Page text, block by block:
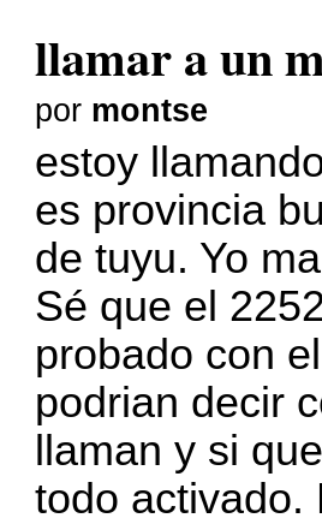
llamar a un
por montse
estoy
es provincia
de tuyu. Yo
Sé que el
probado con
podrian decir
llaman y si
todo activado.